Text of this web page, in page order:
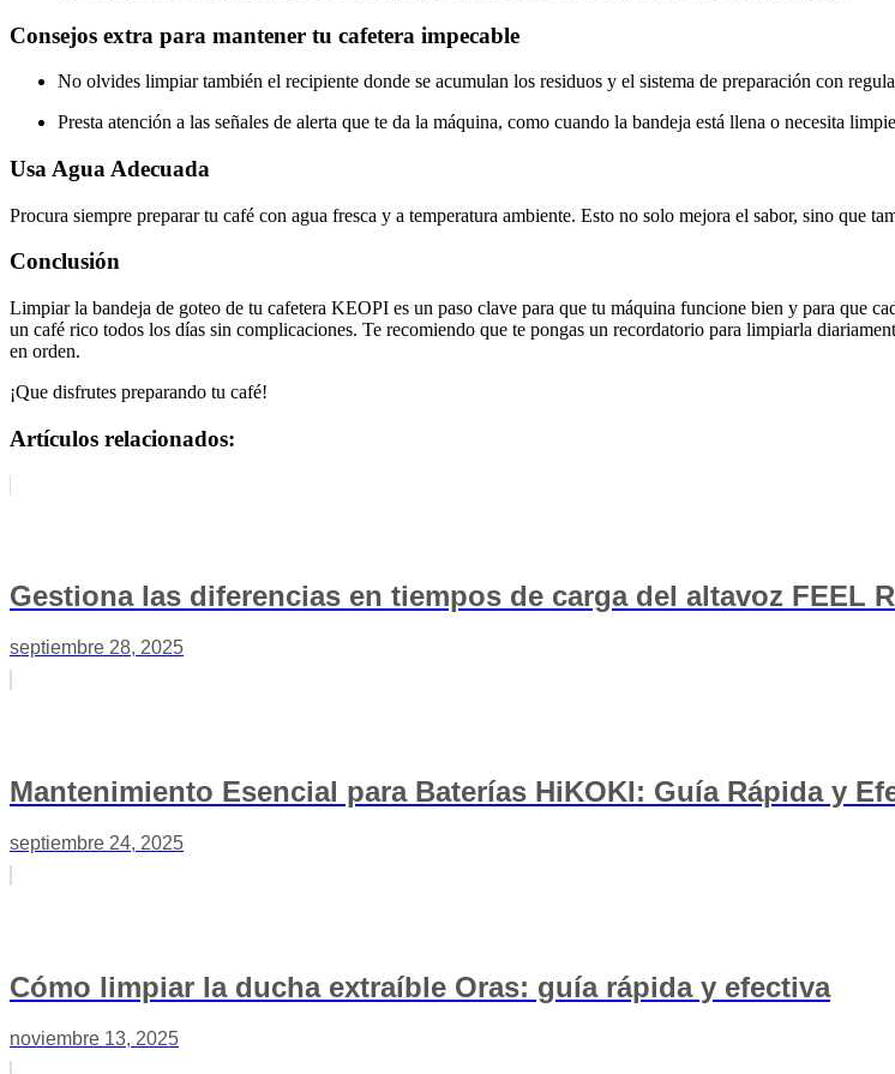
Consejos extra para mantener tu cafetera impecable
No olvides limpiar también el recipiente donde se acumulan los residuos y el sistema de preparación con
Presta atención a las señales de alerta que te da la máquina, como cuando la bandeja está llena o necesita
Usa Agua Adecuada
Procura siempre preparar tu café con agua fresca y a temperatura ambiente. Esto no solo mejora el sabor, sino que
Conclusión
Limpiar la bandeja de goteo de tu cafetera KEOPI es un paso clave para que tu máquina funcione bien y para que
un café rico todos los días sin complicaciones. Te recomiendo que te pongas un recordatorio para limpiarla
en orden.
¡Que disfrutes preparando tu café!
Artículos relacionados:
Gestiona las diferencias en tiempos de carga del altavoz FEEL
septiembre 28, 2025
Mantenimiento Esencial para Baterías HiKOKI: Guía Rápida y
septiembre 24, 2025
Cómo limpiar la ducha extraíble Oras: guía rápida y efectiva
noviembre 13, 2025